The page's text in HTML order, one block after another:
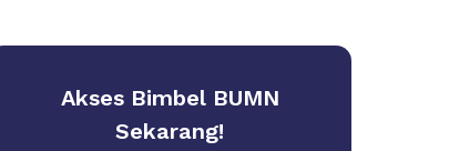
Akses Bimbel BUMN
Sekarang!